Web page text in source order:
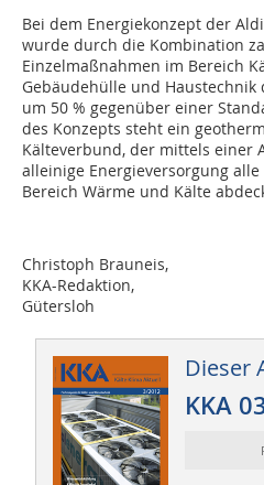
Bei dem Energiekonzept der
wurde durch die Kombination
Einzelmaßnahmen im Bereich
Gebäudehülle und
um 50 % gegenüber einer
des Konzepts steht ein
Kälteverbund, der mittels einer
alleinige Energieversorgung
Bereich Wärme und Kälte
Christoph Brauneis,
KKA-Redaktion,
Gütersloh
Dieser
KKA